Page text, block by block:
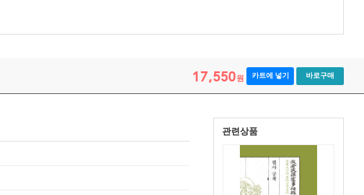
17,550원 카트에 넣기 바로구매
관련상품